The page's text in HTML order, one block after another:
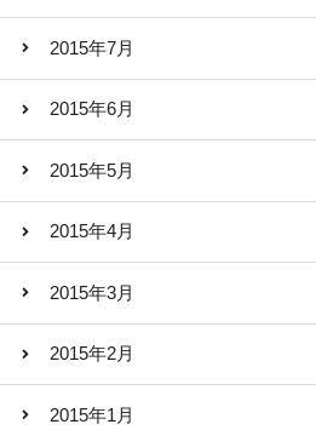
2015年7月
2015年6月
2015年5月
2015年4月
2015年3月
2015年2月
2015年1月